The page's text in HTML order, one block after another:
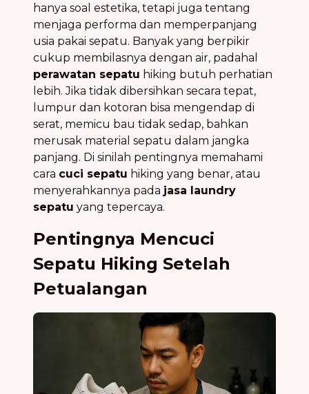
hanya soal estetika, tetapi juga tentang
menjaga performa dan memperpanjang
usia pakai sepatu. Banyak yang berpikir
cukup membilasnya dengan air, padahal
perawatan sepatu hiking butuh perhatian
lebih. Jika tidak dibersihkan secara tepat,
lumpur dan kotoran bisa mengendap di
serat, memicu bau tidak sedap, bahkan
merusak material sepatu dalam jangka
panjang. Di sinilah pentingnya memahami
cara cuci sepatu hiking yang benar, atau
menyerahkannya pada jasa laundry
sepatu yang tepercaya.
Pentingnya Mencuci
Sepatu Hiking Setelah
Petualangan